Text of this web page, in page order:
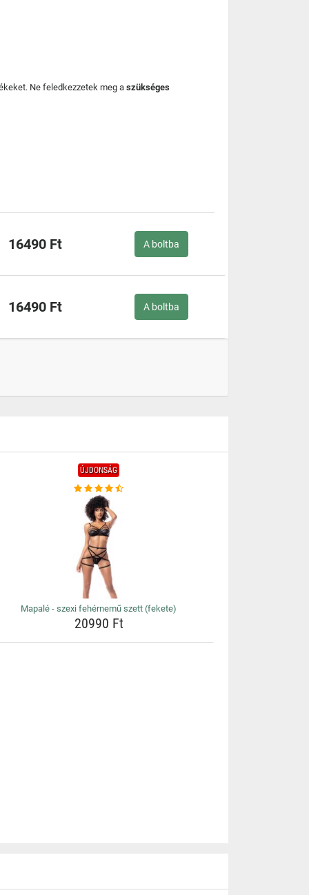
Ne feledkezzetek meg aszükséges
16490 Ft A boltba
16490 Ft A boltba
ÚJDONSÁG
Mapalé - szexi fehérnemű szett (fekete)
20990 Ft